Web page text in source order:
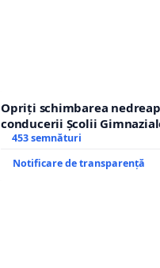
Opriți schimbarea
conducerii Școlii
453 semnături
Notificare de transparență